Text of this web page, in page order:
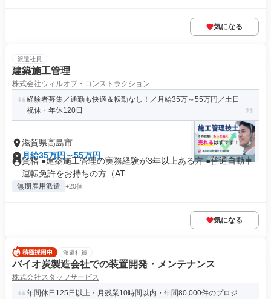
気になる
派遣社員
建築施工管理
株式会社ウィルオブ・コンストラクション
経験者募集／通勤も快適＆転勤なし！／月給35万～55万円／土日
祝休・年休120日
滋賀県高島市
月給35万円～55万円
資格 ●建築施工管理の実務経験が3年以上ある方 ●普通自動車
運転免許をお持ちの方（AT...
無期雇用派遣 +20個
気になる
派遣社員
バイオ炭製造会社での装置開発・メンテナンス
株式会社スタッフサービス
年間休日125日以上・月残業10時間以内・年間80,000件のプロジ